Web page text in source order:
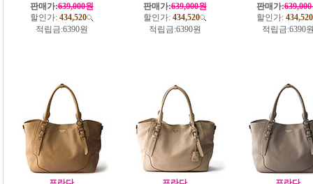
판매가:639,000원
할인가: 434,520
적립금:6390원
판매가:639,000원
할인가: 434,520
적립금:6390원
판매가:
할인가: 434,520
적립금:6390